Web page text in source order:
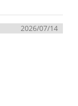
2026/07/14